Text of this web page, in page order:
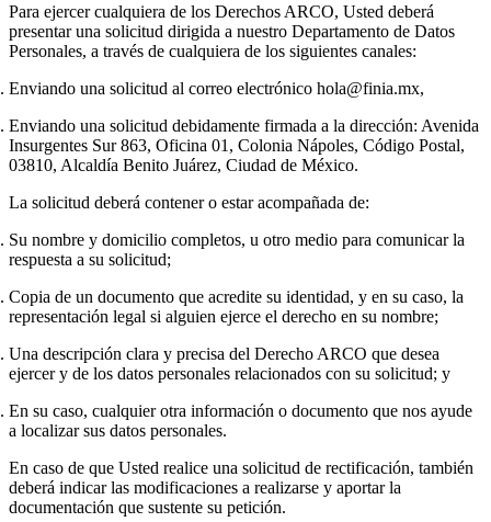
Para ejercer cualquiera de los Derechos ARCO, Usted deberá
presentar una solicitud dirigida a nuestro Departamento de Datos
Personales, a través de cualquiera de los siguientes canales:
Enviando una solicitud al correo electrónico hola@finia.mx,
Enviando una solicitud debidamente firmada a la dirección: Avenida
Insurgentes Sur 863, Oficina 01, Colonia Nápoles, Código Postal,
03810, Alcaldía Benito Juárez, Ciudad de México.
La solicitud deberá contener o estar acompañada de:
Su nombre y domicilio completos, u otro medio para comunicar la
respuesta a su solicitud;
Copia de un documento que acredite su identidad, y en su caso, la
representación legal si alguien ejerce el derecho en su nombre;
Una descripción clara y precisa del Derecho ARCO que desea
ejercer y de los datos personales relacionados con su solicitud; y
En su caso, cualquier otra información o documento que nos ayude
a localizar sus datos personales.
En caso de que Usted realice una solicitud de rectificación, también
deberá indicar las modificaciones a realizarse y aportar la
documentación que sustente su petición.